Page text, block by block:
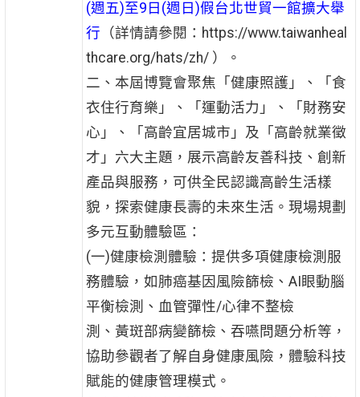
(週五)至9日(週日)假台北世貿一館擴大舉
行 （詳情請參閱：https://www.taiwanheal
thcare.org/hats/zh/ ）。
二、本屆博覽會聚焦「健康照護」、「食
衣住行育樂」、「運動活力」、「財務安
心」、「高齡宜居城市」及「高齡就業徵
才」六大主題，展示高齡友善科技、創新
產品與服務，可供全民認識高齡生活樣
貌，探索健康長壽的未來生活。現場規劃
多元互動體驗區：
(一)健康檢測體驗：提供多項健康檢測服
務體驗，如肺癌基因風險篩檢、AI眼動腦
平衡檢測、血管彈性/心律不整檢
測、黃斑部病變篩檢、吞嚥問題分析等，
協助參觀者了解自身健康風險，體驗科技
賦能的健康管理模式。